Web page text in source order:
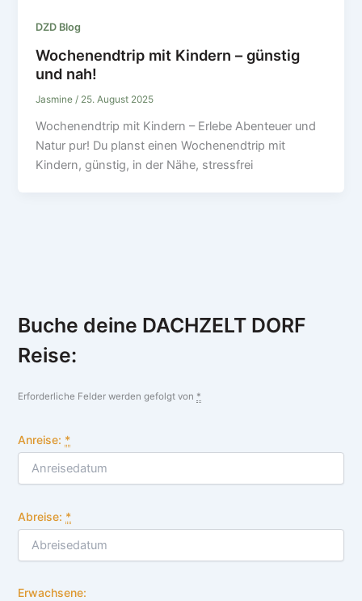
DZD Blog
Wochenendtrip mit Kindern – günstig
und nah!
Jasmine/ 25. August 2025
Wochenendtrip mit Kindern – Erlebe Abenteuer und
Natur pur! Du planst einen Wochenendtrip mit
Kindern, günstig, in der Nähe, stressfrei
Buche deine DACHZELT DORF
Reise:
Erforderliche Felder werden gefolgt von *
Anreise: *
Abreise: *
Erwachsene: